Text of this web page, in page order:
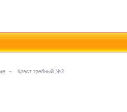
- Крест требный №2